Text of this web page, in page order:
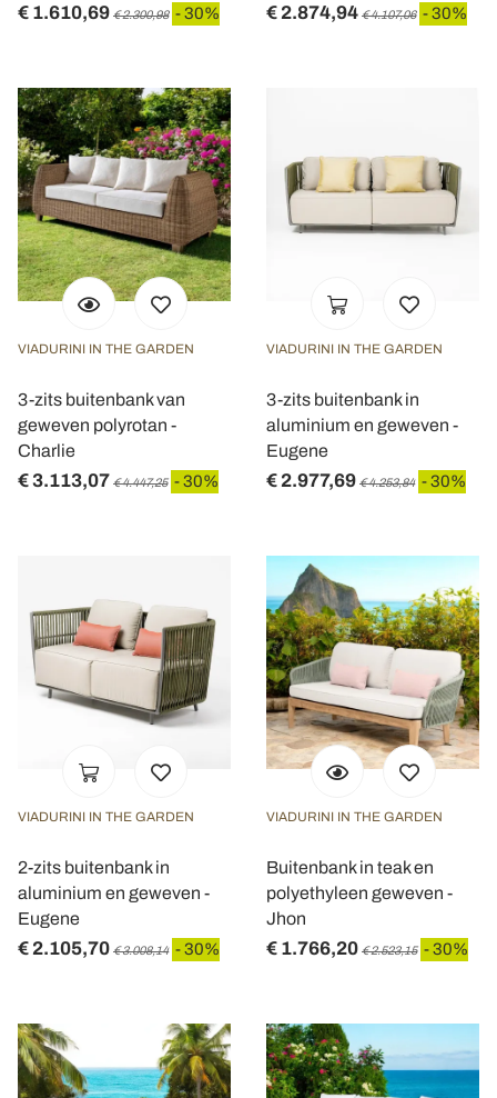
€ 1.610,69 € 2.300,98 - 30% € 2.874,94 € 4.107,06 - 30%
VIADURINI IN THE GARDEN
3-zits buitenbank van
geweven polyrotan -
Charlie
€ 3.113,07 € 4.447,25 - 30%
VIADURINI IN THE GARDEN
3-zits buitenbank in
aluminium en geweven -
Eugene
€ 2.977,69 € 4.253,84 - 30%
VIADURINI IN THE GARDEN
2-zits buitenbank in
aluminium en geweven -
Eugene
€ 2.105,70 € 3.008,14 - 30%
VIADURINI IN THE GARDEN
Buitenbank in teak en
polyethyleen geweven -
Jhon
€ 1.766,20 € 2.523,15 - 30%